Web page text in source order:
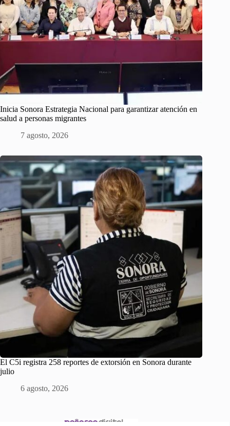
Inicia Sonora Estrategia Nacional para garantizar atención en
salud a personas migrantes
7 agosto, 2026
El C5i registra 258 reportes de extorsión en Sonora durante
julio
6 agosto, 2026